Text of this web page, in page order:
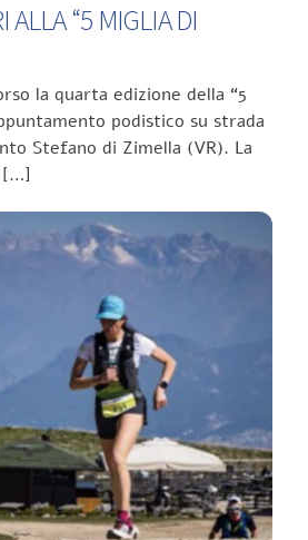
ALLA “5 MIGLIA DI
la quarta edizione della “5
podistico su strada
Stefano di Zimella (VR). La
[…]